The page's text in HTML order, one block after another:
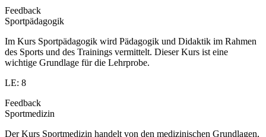
Feedback
Sportpädagogik
Im Kurs Sportpädagogik wird Pädagogik und Didaktik im Rahmen
des Sports und des Trainings vermittelt. Dieser Kurs ist eine
wichtige Grundlage für die Lehrprobe.
LE: 8
Feedback
Sportmedizin
Der Kurs Sportmedizin handelt von den medizinischen Grundlagen,